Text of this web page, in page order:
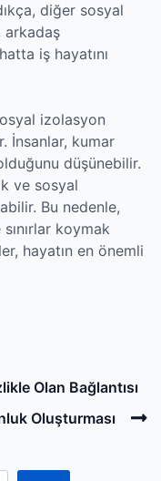
diğer sosyal
arkadaş
iş hayatını
izolasyon
İnsanlar, kumar
düşünebilir.
ve sosyal
Bu nedenle,
koymak
hayatın en önemli
Olan Bağlantısı
Oluşturması